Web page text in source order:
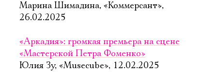
Марина Шимадина, «Коммерсант»,
26.02.2025
«Аркадия»: громкая премьера на сцене
«Мастерской Петра Фоменко»
Юлия Зу, «Musecube», 12.02.2025